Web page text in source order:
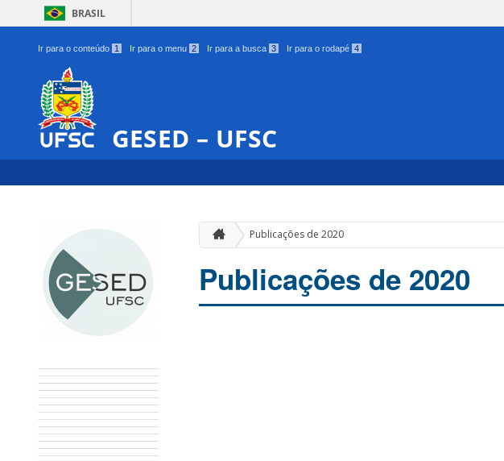
BRASIL
Ir para o conteúdo 1 Ir para o menu 2 Ir para a busca 3 Ir para o rodapé 4
GESED – UFSC
Publicações de 2020
Publicações de 2020